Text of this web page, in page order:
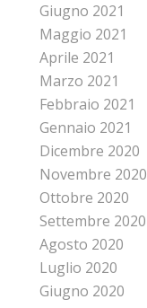
Giugno 2021
Maggio 2021
Aprile 2021
Marzo 2021
Febbraio 2021
Gennaio 2021
Dicembre 2020
Novembre 2020
Ottobre 2020
Settembre 2020
Agosto 2020
Luglio 2020
Giugno 2020